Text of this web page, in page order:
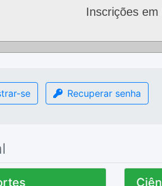
Inscrições
se Recuperar senha